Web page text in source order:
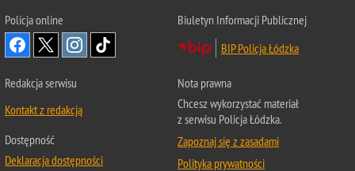
Policja online
Biuletyn Informacji Publicznej
BIP Policja Łódzka
Redakcja serwisu
Kontakt z redakcją
Dostępność
Deklaracja dostępności
Nota prawna
Chcesz wykorzystać materiał
z serwisu Policja Łódzka.
Zapoznaj się z zasadami
Polityka prywatności